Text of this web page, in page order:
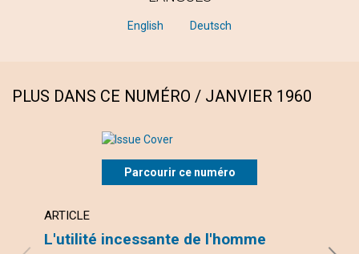
English Deutsch
PLUS DANS CE NUMÉRO / JANVIER 1960
Parcourir ce numéro
ARTICLE
L'utilité incessante de l'homme